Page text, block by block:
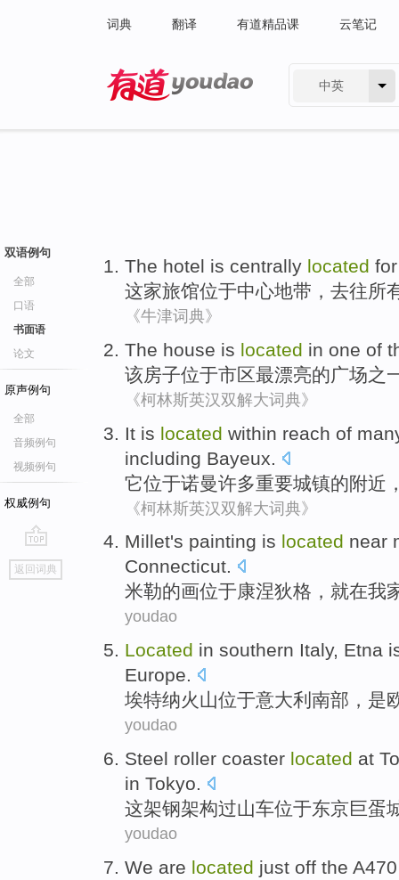
词典 翻译 有道精品课 云笔记
中英
双语例句
全部
口语
书面语
论文
原声例句
全部
音频例句
视频例句
权威例句
go
top
返回词典
The hotel is centrally located
这家旅馆位于中心地带，去往所
《牛津词典》
The house is located in one of
该房子位于市区最漂亮的广场之
《柯林斯英汉双解大词典》
It is located within reach of
including Bayeux
它位于诺曼许多重要城镇的附近
《柯林斯英汉双解大词典》
Millet's painting is located near
Connecticut.
米勒的画位于康涅狄格，就在我
youdao
Located in southern Italy, Etna
Europe.
埃特纳火山位于意大利 南部 ， 是
youdao
Steel roller coaster located at
in Tokyo.
这架钢架构过山车位于东京巨蛋
youdao
We are located just off the A470